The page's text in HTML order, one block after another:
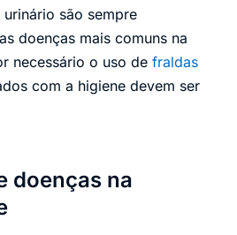
são sempre
doenças mais comuns na
necessário o uso de fraldas
com a higiene devem ser
doenças na